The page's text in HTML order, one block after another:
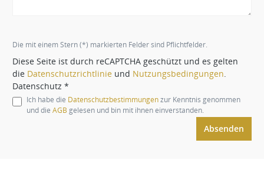
Die mit einem Stern (*) markierten Felder sind Pflichtfelder.
Diese Seite ist durch reCAPTCHA geschützt und es gelten
die Datenschutzrichtlinie und Nutzungsbedingungen
Datenschutz *
Ich habe die Datenschutzbestimmungenzur Kenntnis genommen
und die AGB gelesen und bin mit ihnen einverstanden.
Absenden